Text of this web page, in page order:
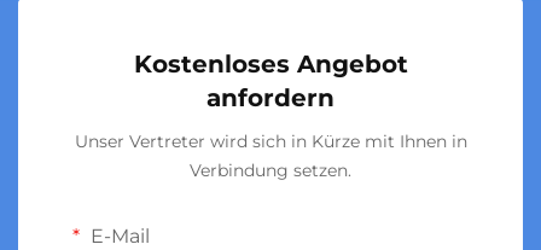
Kostenloses Angebot
anfordern
Unser Vertreter wird sich in Kürze mit Ihnen in
Verbindung setzen.
E-Mail